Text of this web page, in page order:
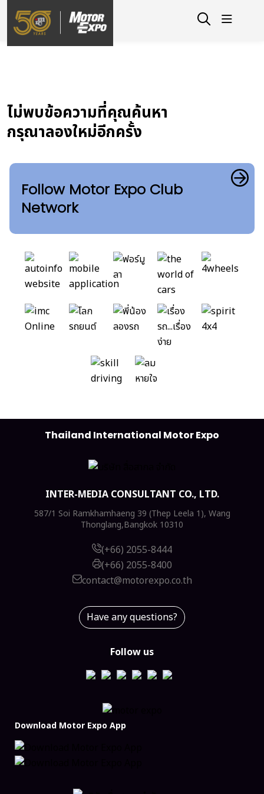
ไม่พบข้อความที่คุณค้นหา
กรุณาลองใหม่อีกครั้ง
Follow Motor Expo Club
Network
Thailand International Motor Expo
INTER-MEDIA CONSULTANT CO., LTD.
587/1 Soi Ramkhamhaeng 39 (Thep Leela 1), Wang
Thonglang,Bangkok 10310
(+66) 2055-8444
(+66) 2055-8400
contact@motorexpo.co.th
Have any questions?
Follow us
Download Motor Expo App